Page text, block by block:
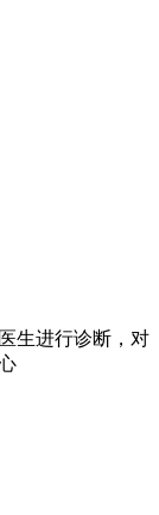
生进行诊断，对